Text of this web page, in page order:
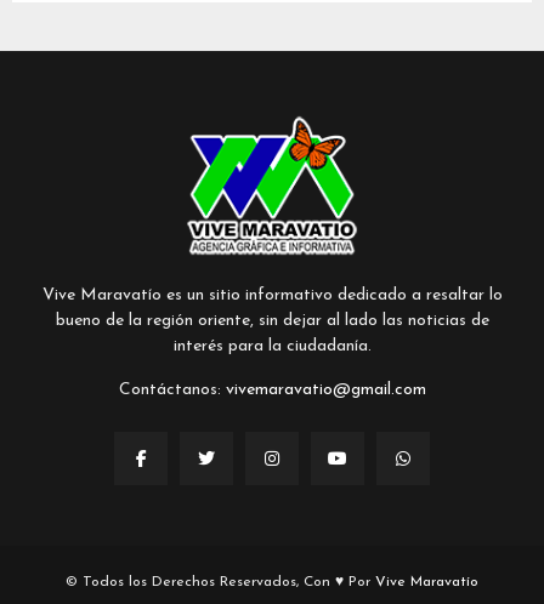
Vive Maravatío es un sitio informativo dedicado a resaltar lo
bueno de la región oriente, sin dejar al lado las noticias de
interés para la ciudadanía.
Contáctanos: vivemaravatio@gmail.com
© Todos los Derechos Reservados, Con ♥ Por Vive Maravatío